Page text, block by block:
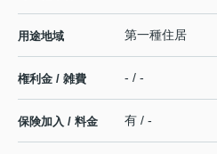
用途地域 第一種住居
権利金 / 雑費 - / -
保険加入 / 料金 有 / -